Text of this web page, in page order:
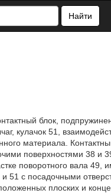
Найти
блок,
кулачок 51,
материала.
поверхностями 38 и
поворотного вала
и 51 с посадочными
плоских и